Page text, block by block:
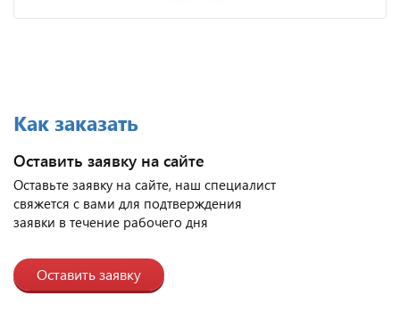
Как заказать
Оставить заявку на сайте
Оставьте заявку на сайте, наш специалист
свяжется с вами для подтверждения
заявки в течение рабочего дня
Оставить заявку